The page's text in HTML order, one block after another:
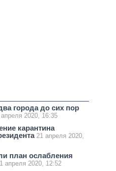
города до сих пор
2020, 16:35
карантина
21 апреля 2020,
план ослабления
апреля 2020, 12:52